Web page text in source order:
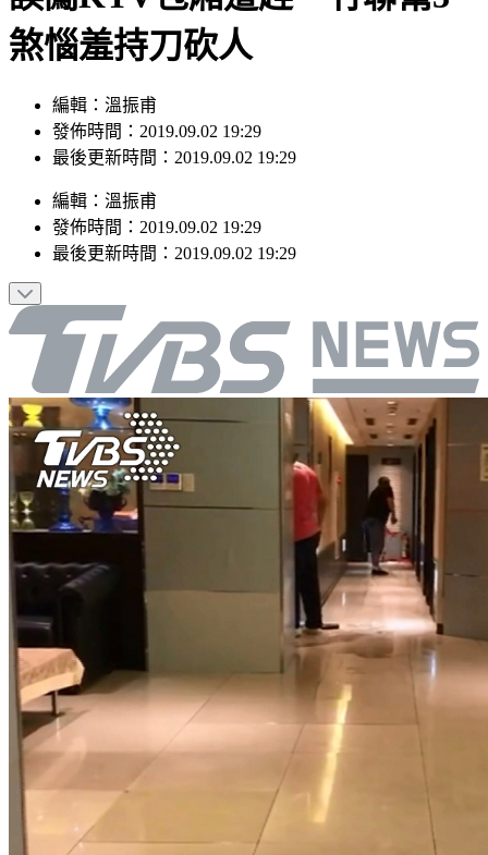
誤闖KTV包廂遭趕 竹聯幫3
煞惱羞持刀砍人
編輯：溫振甫
發佈時間：2019.09.02 19:29
編輯：溫振甫
發佈時間：2019.09.02 19:29